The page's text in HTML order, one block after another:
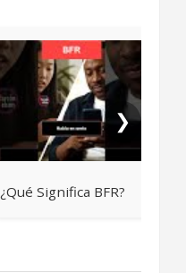
¿Qué Significa BFR?
❯